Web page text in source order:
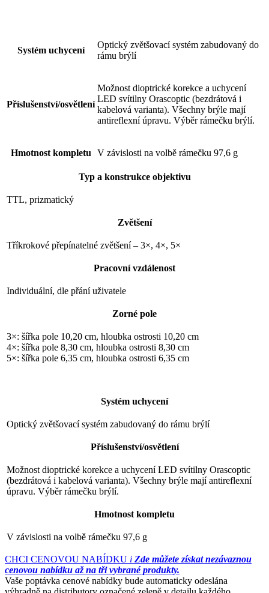
Systém uchycení
Optický zvětšovací systém zabudovaný do
rámu brýlí
Příslušenství/osvětlení
Možnost dioptrické korekce a uchycení
LED svítilny Orascoptic (bezdrátová i
kabelová varianta). Všechny brýle mají
antireflexní úpravu. Výběr rámečku brýlí.
Hmotnost kompletu V závislosti na volbě rámečku 97,6 g
Typ a konstrukce objektivu
TTL, prizmatický
Zvětšení
Tříkrokové přepínatelné zvětšení – 3×, 4×, 5×
Pracovní vzdálenost
Individuální, dle přání uživatele
Zorné pole
3×: šířka pole 10,20 cm, hloubka ostrosti 10,20 cm
4×: šířka pole 8,30 cm, hloubka ostrosti 8,30 cm
5×: šířka pole 6,35 cm, hloubka ostrosti 6,35 cm
Systém uchycení
Optický zvětšovací systém zabudovaný do rámu brýlí
Příslušenství/osvětlení
Možnost dioptrické korekce a uchycení LED svítilny Orascoptic
(bezdrátová i kabelová varianta). Všechny brýle mají antireflexní
úpravu. Výběr rámečku brýlí.
Hmotnost kompletu
V závislosti na volbě rámečku 97,6 g
CHCI CENOVOU NABÍDKU i Zde můžete získat nezávaznou
cenovou nabídku až na tři vybrané produkty.
Vaše poptávka cenové nabídky bude automaticky odeslána